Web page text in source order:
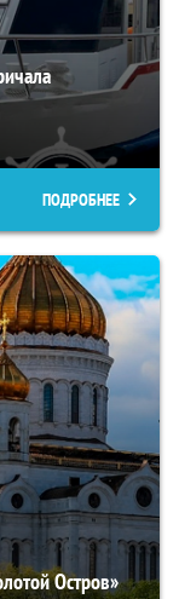
ПОДРОБНЕЕ
Остров»